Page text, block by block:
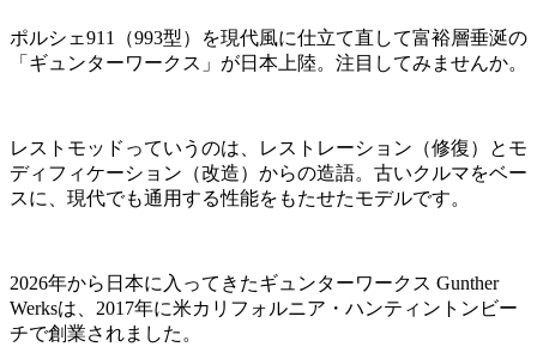
ポルシェ911（993型）を現代風に仕立て直して富裕層垂涎の
「ギュンターワークス」が日本上陸。注目してみませんか。
レストモッドっていうのは、レストレーション（修復）とモ
ディフィケーション（改造）からの造語。古いクルマをベー
スに、現代でも通用する性能をもたせたモデルです。
2026年から日本に入ってきたギュンターワークス Gunther
Werksは、2017年に米カリフォルニア・ハンティントンビー
チで創業されました。